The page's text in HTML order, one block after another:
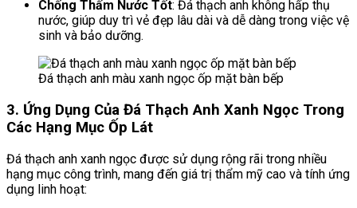
Chống Thấm Nước Tốt: Đá thạch anh không hấp thụ
nước, giúp duy trì vẻ đẹp lâu dài và dễ dàng trong việc vệ
sinh và bảo dưỡng.
Đá thạch anh màu xanh ngọc ốp mặt bàn bếp
3. Ứng Dụng Của Đá Thạch Anh Xanh Ngọc Trong
Các Hạng Mục Ốp Lát
Đá thạch anh xanh ngọc được sử dụng rộng rãi trong nhiều
hạng mục công trình, mang đến giá trị thẩm mỹ cao và tính ứng
dụng linh hoạt: